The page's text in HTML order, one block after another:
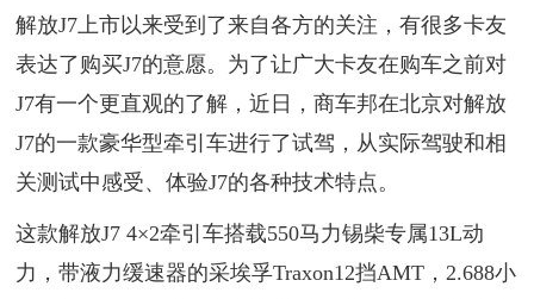
解放J7上市以来受到了来自各方的关注，有很多卡友
表达了购买J7的意愿。为了让广大卡友在购车之前对
J7有一个更直观的了解，近日，商车邦在北京对解放
J7的一款豪华型牵引车进行了试驾，从实际驾驶和相
关测试中感受、体验J7的各种技术特点。
这款解放J7 4×2牵引车搭载550马力锡柴专属13L动
力，带液力缓速器的采埃孚Traxon12挡AMT，2.688小